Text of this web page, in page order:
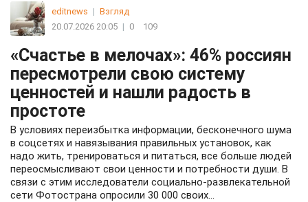
editnews | Взгляд
20.07.2026 20:05 | 0 109
«Счастье в мелочах»: 46% россиян
пересмотрели свою систему
ценностей и нашли радость в
простоте
В условиях переизбытка информации, бесконечного шума
в соцсетях и навязывания правильных установок, как
надо жить, тренироваться и питаться, все больше людей
переосмысливают свои ценности и потребности души. В
связи с этим исследователи социально-развлекательной
сети Фотострана опросили 30 000 своих...